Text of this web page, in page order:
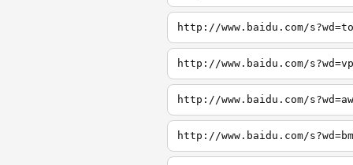
http://www.baidu.com/
http://www.baidu.com/
http://www.baidu.com/
http://www.baidu.com/